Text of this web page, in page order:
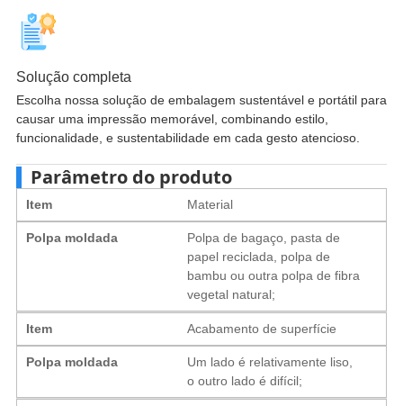
Solução completa
Escolha nossa solução de embalagem sustentável e portátil para
causar uma impressão memorável, combinando estilo,
funcionalidade, e sustentabilidade em cada gesto atencioso.
Parâmetro do produto
Item Material
Polpa moldada
Polpa de bagaço, pasta de
papel reciclada, polpa de
bambu ou outra polpa de fibra
vegetal natural;
Item Acabamento de superfície
Polpa moldada
Um lado é relativamente liso,
o outro lado é difícil;